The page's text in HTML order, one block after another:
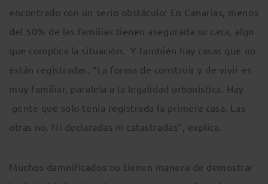
encontrado con un serio obstáculo: En Canarias, menos
del 50% de las familias tienen asegurada su casa, algo
que complica la situación. Y también hay casas que no
están registradas. “La forma de construir y de vivir es
muy familiar, paralela a la legalidad urbanística. Hay
gente que solo tenía registrada la primera casa. Las
otras no. Ni declaradas ni catastradas”, explica.
Muchos damnificados no tienen manera de demostrar